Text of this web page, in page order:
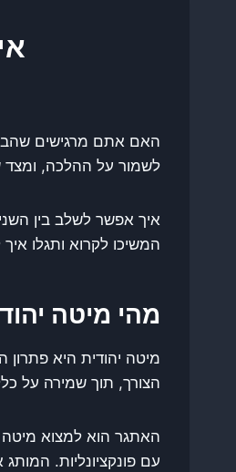
האם אתם מרגישים
לשמור על ההלכה, ומצד
איך אפשר לשלב בין
המשיכו לקרוא ותגלו
מהי מיטה
מיטה יהודית היא
הצורך, תוך שמירה על
האתגר הוא למצוא מיטה
עם פונקציונליות.